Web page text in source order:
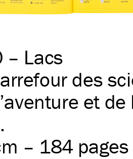
– Lacs
des
et de
– 184 pages